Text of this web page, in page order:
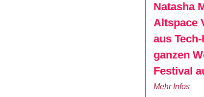
Natasha
Altspace
aus
ganzen
Festival
Mehr Infos